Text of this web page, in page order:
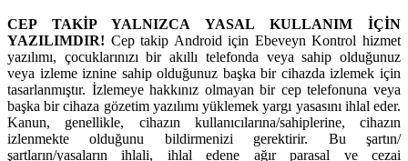
CEP TAKİP YALNIZCA YASAL KULLANIM İÇİN
YAZILIMDIR! Cep takip Android için Ebeveyn Kontrol hizmet
yazılımı, çocuklarınızı bir akıllı telefonda veya sahip olduğunuz
veya izleme iznine sahip olduğunuz başka bir cihazda izlemek için
tasarlanmıştır. İzlemeye hakkınız olmayan bir cep telefonuna veya
başka bir cihaza gözetim yazılımı yüklemek yargı yasasını ihlal eder.
Kanun, genellikle, cihazın kullanıcılarına/sahiplerine, cihazın
izlenmekte olduğunu bildirmenizi gerektirir. Bu şartın/
şartların/yasaların ihlali, ihlal edene ağır parasal ve cezai